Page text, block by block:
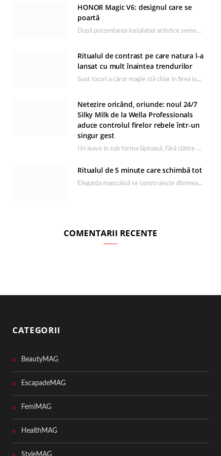
HONOR Magic V6: designul care se
poartă
După prezentarea instalației artistice semnată de Catrinel Săbăciag în cadrul evenimentului de lansare HONOR Magic…
Ritualul de contrast pe care natura l-a
lansat cu mult înaintea trendurilor
Sunt locuri a căror magie stă chiar în firea lor naturală, iar Lacul Ursu din…
Netezire oricând, oriunde: noul 24/7
Silky Milk de la Wella Professionals
aduce controlul firelor rebele într-un
singur gest
Un leave in sub forma lăptoasă, fără clătire care completează rutina Ultimate Smooth și transformă…
Ritualul de 5 minute care schimbă tot
Eleganța masculină se construiește dimineața, în câteva minute și cu produsele potrivite. O rutină de…
COMENTARII RECENTE
CATEGORII
BeautyMAG
EscapadeMAG
FemiMAG
HealthMAG
StyleMAG